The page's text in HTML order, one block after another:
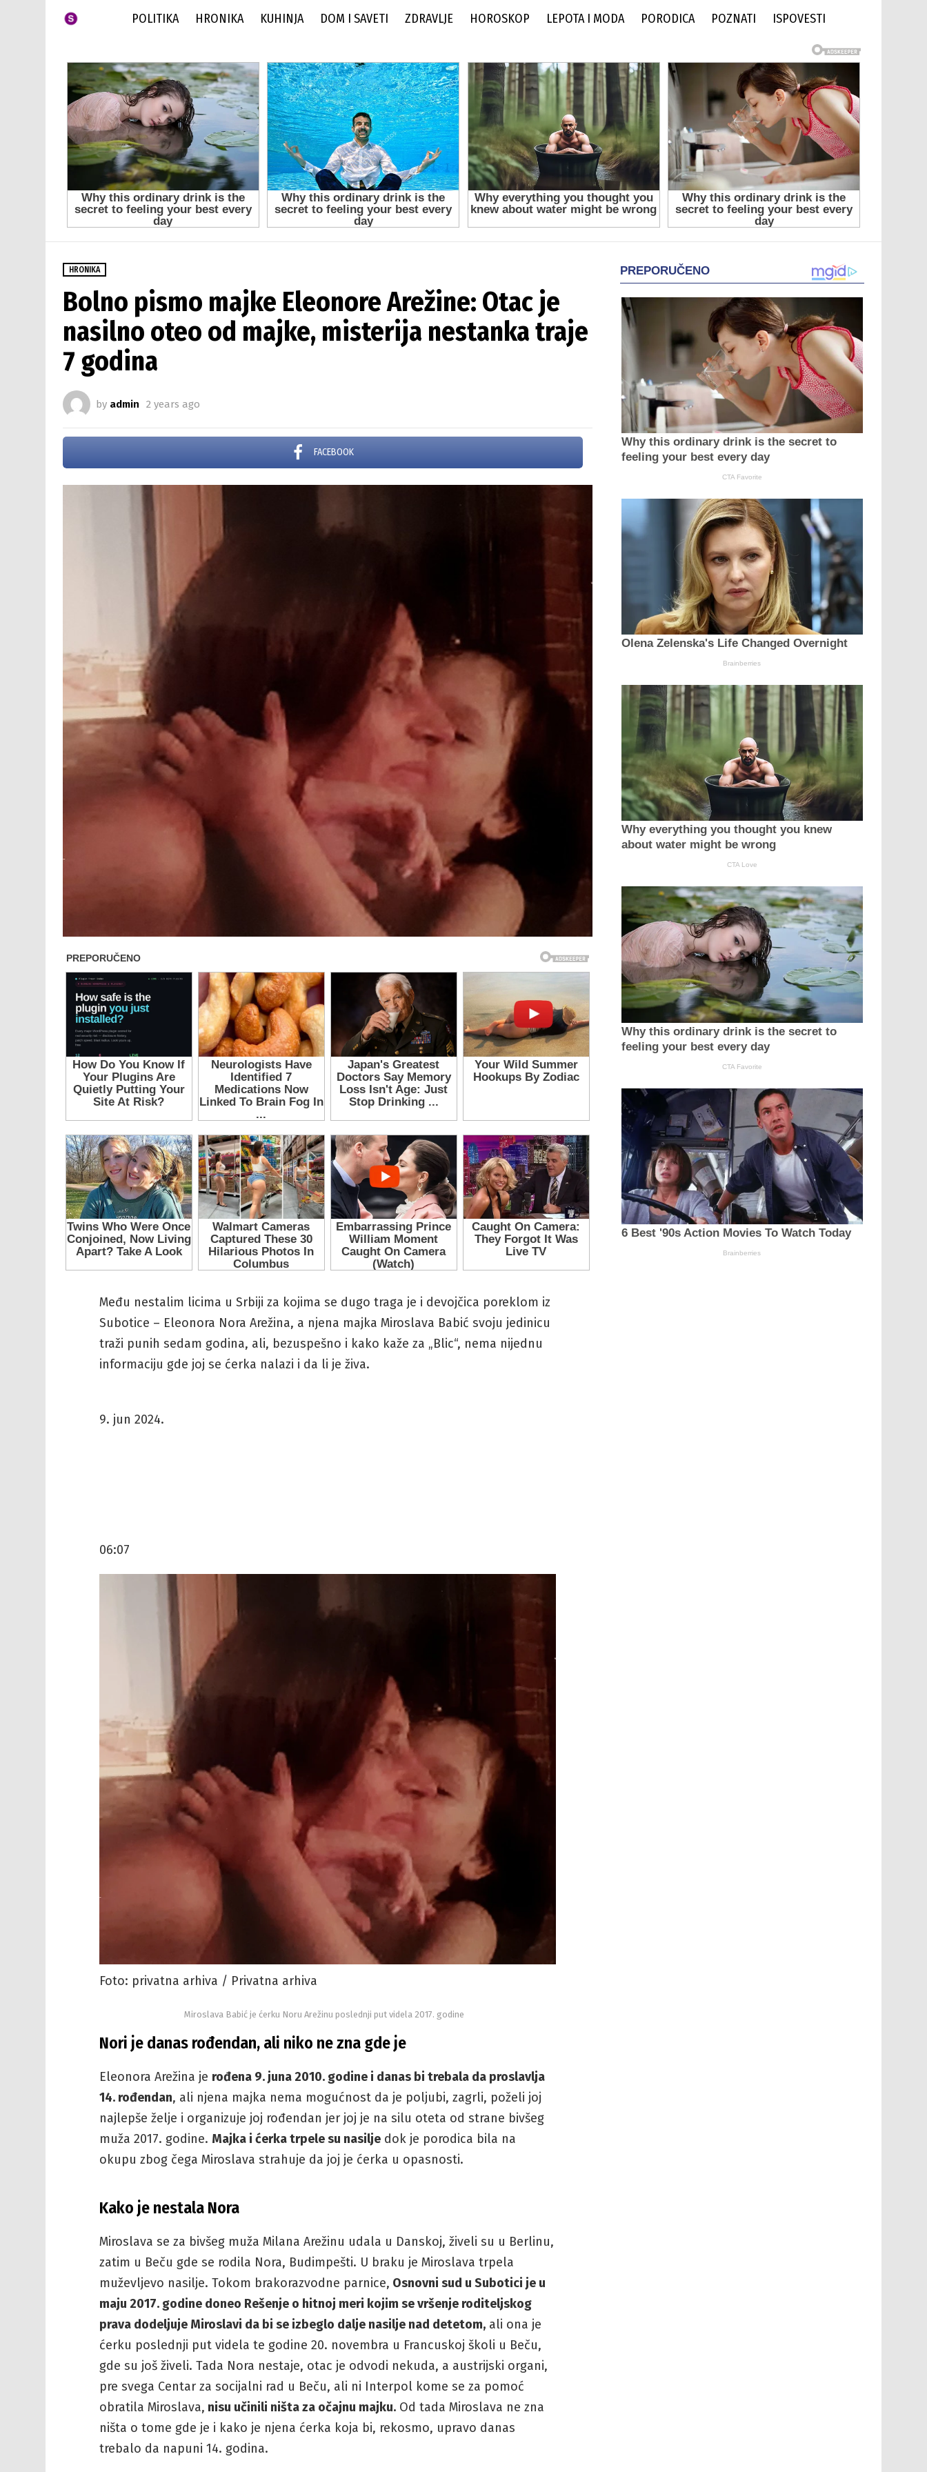
POLITIKA HRONIKA KUHINJA DOM I SAVETI ZDRAVLJE HOROSKOP LEPOTA I MODA PORODICA POZNATI ISPOVESTI
HRONIKA
Bolno pismo majke Eleonore Arežine: Otac je
nasilno oteo od majke, misterija nestanka traje
7 godina
by admin 2 years ago
FACEBOOK
Među nestalim licima u Srbiji za kojima se dugo traga je i devojčica poreklom iz
Subotice – Eleonora Nora Arežina, a njena majka Miroslava Babić svoju jedinicu
traži punih sedam godina, ali, bezuspešno i kako kaže za „Blic“, nema nijednu
informaciju gde joj se ćerka nalazi i da li je živa.
9. jun 2024.
06:07
Foto: privatna arhiva / Privatna arhiva
Miroslava Babić je ćerku Noru Arežinu poslednji put videla 2017. godine
Nori je danas rođendan, ali niko ne zna gde je
Eleonora Arežina je rođena 9. juna 2010. godine i danas bi trebala da proslavlja
14. rođendan, ali njena majka nema mogućnost da je poljubi, zagrli, poželi joj
najlepše želje i organizuje joj rođendan jer joj je na silu oteta od strane bivšeg
muža 2017. godine. Majka i ćerka trpele su nasilje dok je porodica bila na
okupu zbog čega Miroslava strahuje da joj je ćerka u opasnosti.
Kako je nestala Nora
Miroslava se za bivšeg muža Milana Arežinu udala u Danskoj, živeli su u Berlinu,
zatim u Beču gde se rodila Nora, Budimpešti. U braku je Miroslava trpela
muževljevo nasilje. Tokom brakorazvodne parnice, Osnovni sud u Subotici je u
maju 2017. godine doneo Rešenje o hitnoj meri kojim se vršenje roditeljskog
prava dodeljuje Miroslavi da bi se izbeglo dalje nasilje nad detetom, ali ona je
ćerku poslednji put videla te godine 20. novembra u Francuskoj školi u Beču,
gde su još živeli. Tada Nora nestaje, otac je odvodi nekuda, a austrijski organi,
pre svega Centar za socijalni rad u Beču, ali ni Interpol kome se za pomoć
obratila Miroslava, nisu učinili ništa za očajnu majku. Od tada Miroslava ne zna
ništa o tome gde je i kako je njena ćerka koja bi, rekosmo, upravo danas
trebalo da napuni 14. godina.